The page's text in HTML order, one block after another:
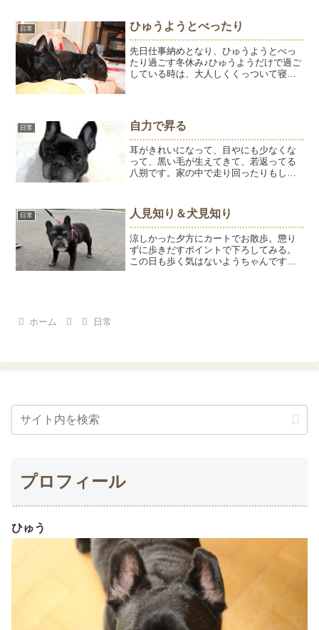
直なようちゃん。 #フレブル #ひゅうのい
る生活Norik...
日常 ひゅうようとべったり
先日仕事納めとなり、ひゅうようとべっ
たり過ごす冬休み♪ひゅうようだけで過ご
している時は、大人しくくっついて寝て
いる時は、ひゅうは何も...
日常 自力で昇る
耳がきれいになって、目やにも少なくな
って、黒い毛が生えてきて、若返ってる
八朔です。家の中で走り回ったりもしま
重に、慎重に1段1段確実に昇ります。こ
の投稿をInstag...
日常 人見知り＆犬見知り
涼しかった夕方にカートでお散歩。懲り
ずに歩きだすポイントで下ろしてみる。
この日も歩く気はないようちゃんです。
ホーム
日常
プロフィール
ひゅう